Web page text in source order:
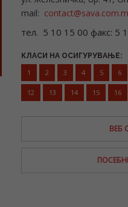
mail:
тел. 5 10 15 00 факс: 5
КЛАСИ НА ОСИГУРУВАЊЕ:
1 2 3 4 5 6
12 13 14 15 16
ВЕБ